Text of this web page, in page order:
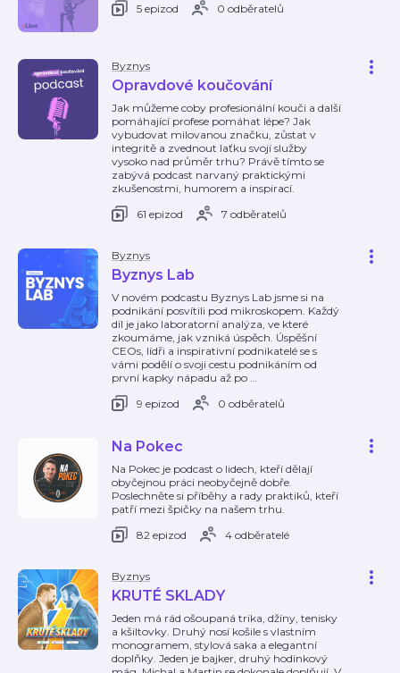
5 epizod
0 odběratelů
Byznys
Opravdové koučování
Jak můžeme coby profesionální kouči a další
pomáhající profese pomáhat lépe? Jak
vybudovat milovanou značku, zůstat v
integritě a zvednout laťku svojí služby
vysoko nad průměr trhu? Právě tímto se
zabývá podcast narvaný praktickými
zkušenostmi, humorem a inspirací.
61 epizod
7 odběratelů
Byznys
Byznys Lab
V novém podcastu Byznys Lab jsme si na
podnikání posvítili pod mikroskopem. Každý
díl je jako laboratorní analýza, ve které
zkoumáme, jak vzniká úspěch. Úspěšní
CEOs, lídři a inspirativní podnikatelé se s
vámi podělí o svoji cestu podnikáním od
první kapky nápadu až po …
9 epizod
0 odběratelů
Na Pokec
Na Pokec je podcast o lidech, kteří dělají
obyčejnou práci neobyčejně dobře.
Poslechněte si příběhy a rady praktiků, kteří
patří mezi špičky na našem trhu.
82 epizod
4 odběratelé
Byznys
KRUTÉ SKLADY
Jeden má rád ošoupaná trika, džíny, tenisky
a kšiltovky. Druhý nosí košile s vlastním
monogramem, stylová saka a elegantní
doplňky. Jeden je bajker, druhý hodinkový